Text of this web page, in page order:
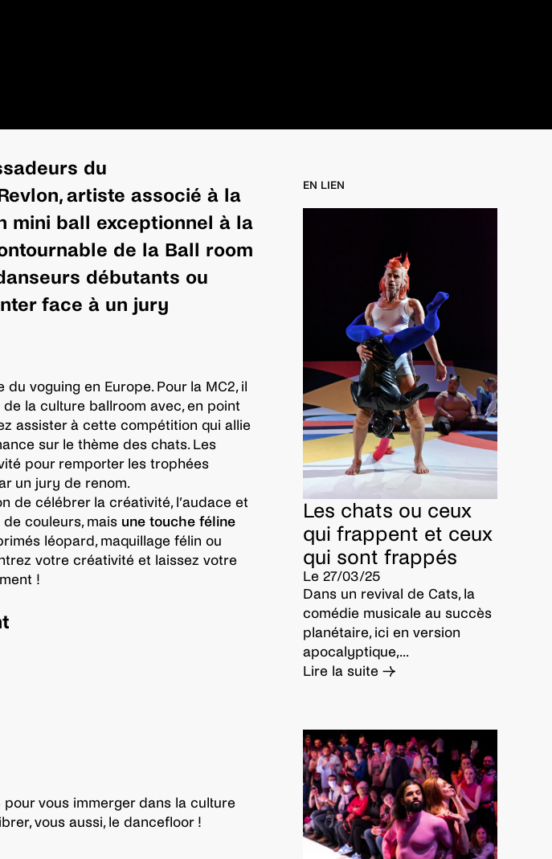
du
artiste associé à la
mini ball exceptionnel à la
de la Ball room
débutants ou
face à un jury
voguing en Europe. Pour la MC2, il
la culture ballroom avec, en point
assister à cette compétition qui allie
sur le thème des chats. Les
pour remporter les trophées
un jury de renom.
de célébrer la créativité, l’audace et
de couleurs, mais une touche féline
léopard, maquillage félin ou
votre créativité et laissez votre
!
pour vous immerger dans la culture
vous aussi, le dancefloor !
EN LIEN
Les chats ou ceux
qui frappent et ceux
qui sont frappés
Le 27/03/25
Dans un revival de Cats, la
comédie musicale au succès
planétaire, ici en version
apocalyptique,...
Lire la suite →